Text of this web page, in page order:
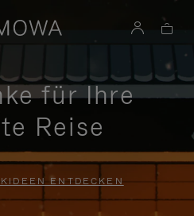
für Ihre
Reise
ENTDECKEN